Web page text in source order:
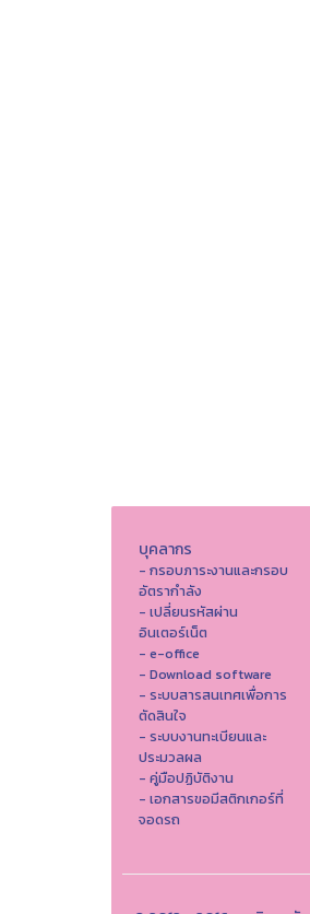
บุคลากร
- กรอบภาระงานและกรอบ
อัตรากำลัง
- เปลี่ยนรหัสผ่าน
อินเตอร์เน็ต
- e-office
- Download software
- ระบบสารสนเทศเพื่อการ
ตัดสินใจ
- ระบบงานทะเบียนและ
ประมวลผล
- คู่มือปฏิบัติงาน
- เอกสารขอมีสติกเกอร์ที่
จอดรถ